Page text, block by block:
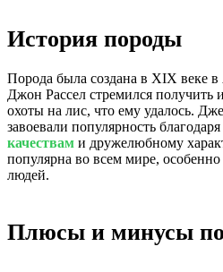
История породы
Порода была создана в XIX веке
Джон Рассел стремился получить
охоты на лис, что ему удалось.
завоевали популярность
качествам и дружелюбному
популярна во всем мире,
людей.
Плюсы и минусы